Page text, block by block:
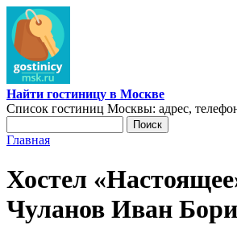
Перейти к основному содержанию
Найти гостиницу в Москве
Список гостиниц Москвы: адрес,
Форма поиска
Главная
Хостел
Чуланов Иван